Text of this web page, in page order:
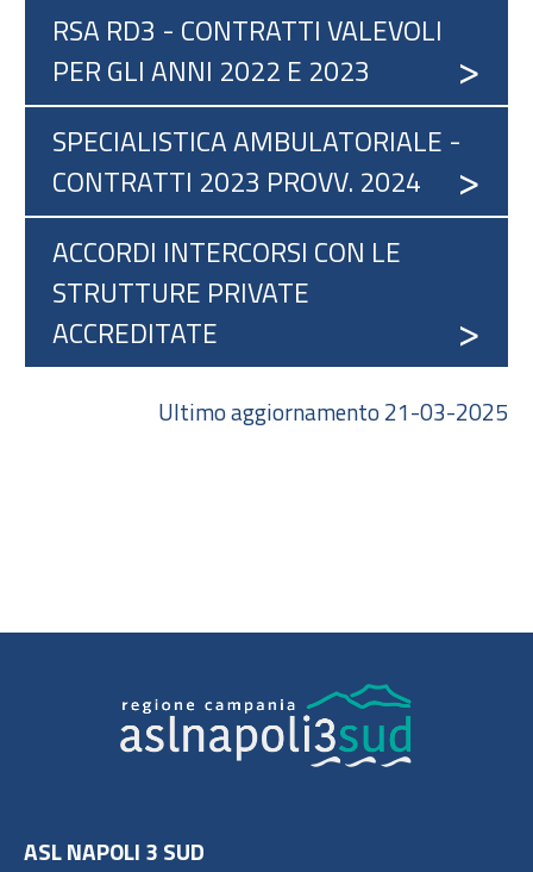
RSA RD3 - CONTRATTI VALEVOLI
PER GLI ANNI 2022 E 2023
SPECIALISTICA AMBULATORIALE -
CONTRATTI 2023 PROVV. 2024
ACCORDI INTERCORSI CON LE
STRUTTURE PRIVATE
ACCREDITATE
Ultimo aggiornamento 21-03-2025
ASL NAPOLI 3 SUD